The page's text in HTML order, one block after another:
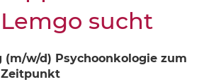
sucht
(m/w/d) Psychoonkologie zum